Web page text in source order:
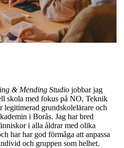
& Mending Studio jobbar jag
skola med fokus på NO, Teknik
grundskolelärare och
i Borås. Jag har bred
i alla åldrar med olika
har har god förmåga att anpassa
och gruppen som helhet.